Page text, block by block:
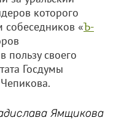
которого
собеседников «Ъ-
пользу своего
Госдумы
Ямщикова